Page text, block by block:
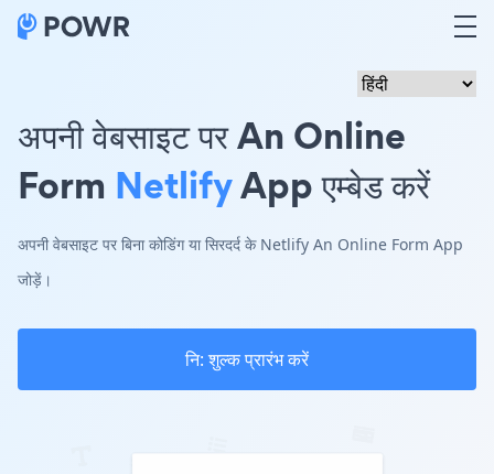
अपनी वेबसाइट पर An Online
Form NetlifyApp एम्बेड करें
अपनी वेबसाइट पर बिना कोडिंग या सिरदर्द के Netlify An Online Form App
जोड़ें।
नि: शुल्क प्रारंभ करें